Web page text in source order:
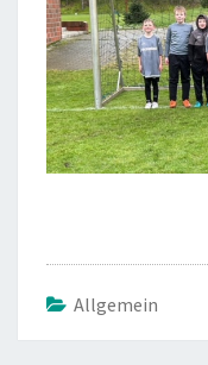
Allgemein